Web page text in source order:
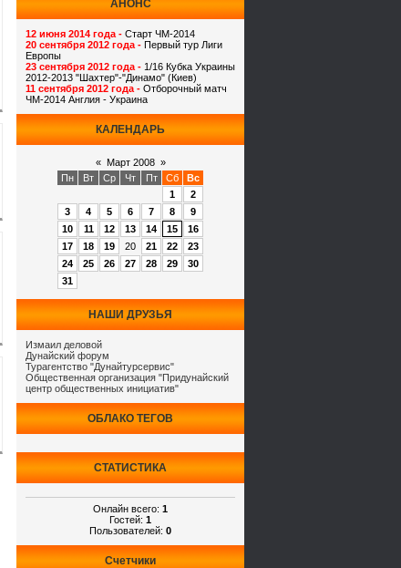
АНОНС
12 июня 2014 года - Старт ЧМ-2014
20 сентября 2012 года - Первый тур Лиги
Европы
23 сентября 2012 года - 1/16 Кубка Украины
2012-2013 "Шахтер"-"Динамо" (Киев)
11 сентября 2012 года - Отборочный матч
ЧМ-2014 Англия - Украина
КАЛЕНДАРЬ
« Март 2008 »
Пн
Вт Ср Чт Пт Сб
Вс
1
2
3
4 5 6 7 8
9
10
11 12 13 14 15
16
17
18 19 20 21 22
23
24
25 26 27 28 29
30
31
НАШИ ДРУЗЬЯ
Измаил деловой
Дунайский форум
Турагентство "Дунайтурсервис"
Общественная организация "Придунайский
центр общественных инициатив"
ОБЛАКО ТЕГОВ
СТАТИСТИКА
Онлайн всего: 1
Гостей: 1
Пользователей: 0
Счетчики